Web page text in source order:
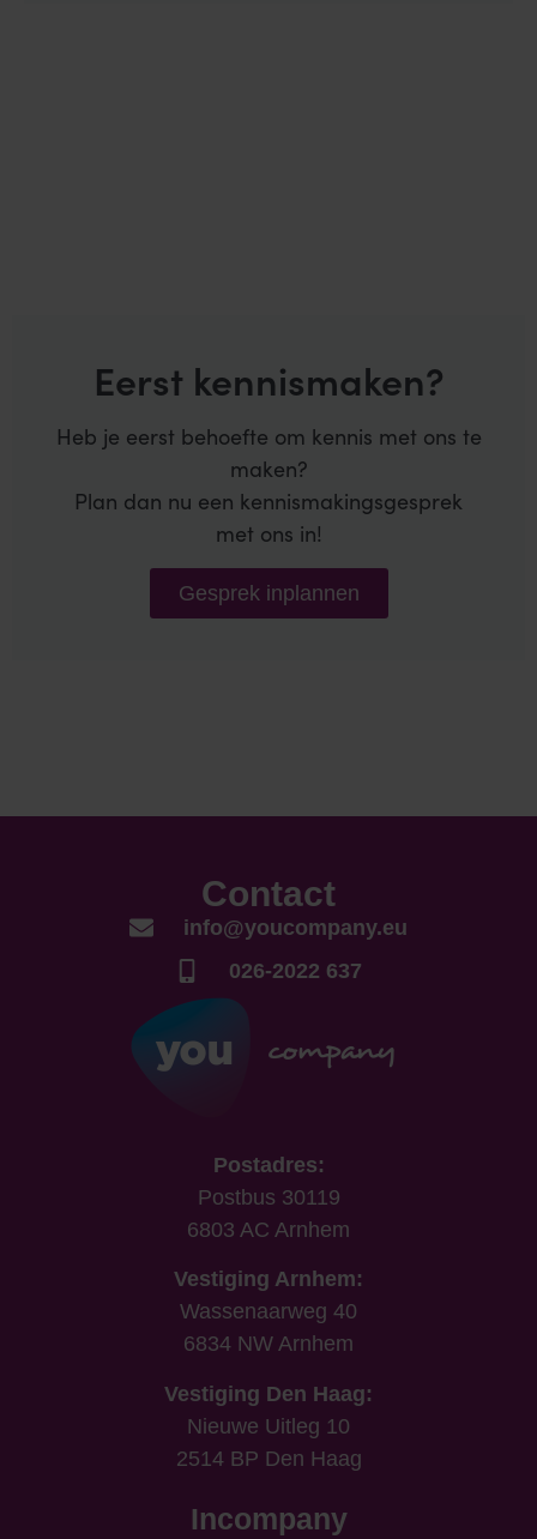
Eerst kennismaken?
Heb je eerst behoefte om kennis met ons te
maken?
Plan dan nu een kennismakingsgesprek
met ons in!
Gesprek inplannen
Contact
info@youcompany.eu
026-2022 637
Postadres:
Postbus 30119
6803 AC Arnhem
Vestiging Arnhem:
Wassenaarweg 40
6834 NW Arnhem
Vestiging Den Haag:
Nieuwe Uitleg 10
2514 BP Den Haag
Incompany